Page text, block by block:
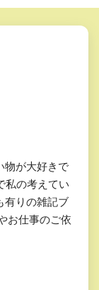
物が大好きで
私の考えてい
有りの雑記ブ
お仕事のご依